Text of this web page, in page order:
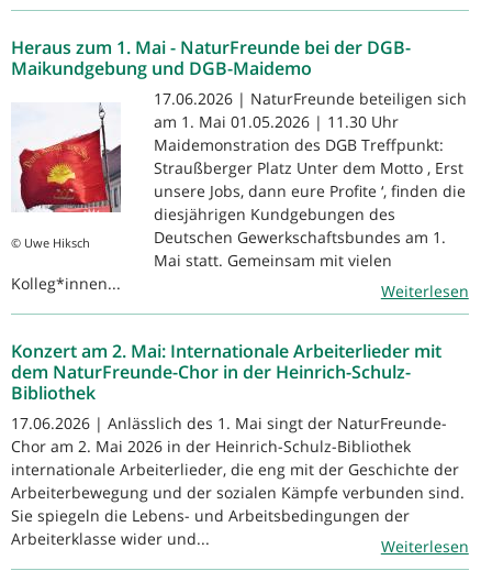
Heraus zum 1. Mai - NaturFreunde bei der DGB-
Maikundgebung und DGB-Maidemo
© Uwe Hiksch
17.06.2026 | NaturFreunde beteiligen sich
am 1. Mai 01.05.2026 | 11.30 Uhr
Maidemonstration des DGB Treffpunkt:
Straußberger Platz Unter dem Motto ‚ Erst
unsere Jobs, dann eure Profite ‘, finden die
diesjährigen Kundgebungen des
Deutschen Gewerkschaftsbundes am 1.
Mai statt. Gemeinsam mit vielen
Kolleg*innen...
Weiterlesen
Konzert am 2. Mai: Internationale Arbeiterlieder mit
dem NaturFreunde-Chor in der Heinrich-Schulz-
Bibliothek
17.06.2026 | Anlässlich des 1. Mai singt der NaturFreunde-
Chor am 2. Mai 2026 in der Heinrich-Schulz-Bibliothek
internationale Arbeiterlieder, die eng mit der Geschichte der
Arbeiterbewegung und der sozialen Kämpfe verbunden sind.
Sie spiegeln die Lebens- und Arbeitsbedingungen der
Arbeiterklasse wider und...
Weiterlesen